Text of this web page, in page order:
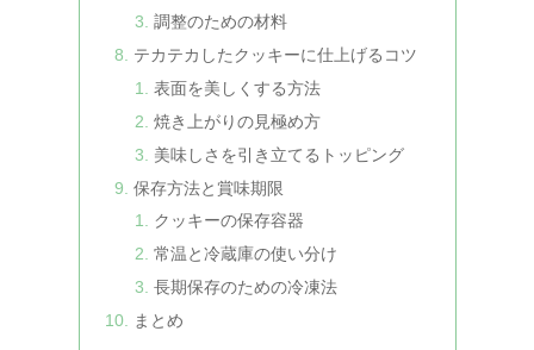
調整のための材料
テカテカしたクッキーに仕上げるコツ
表面を美しくする方法
焼き上がりの見極め方
美味しさを引き立てるトッピング
保存方法と賞味期限
クッキーの保存容器
常温と冷蔵庫の使い分け
長期保存のための冷凍法
まとめ